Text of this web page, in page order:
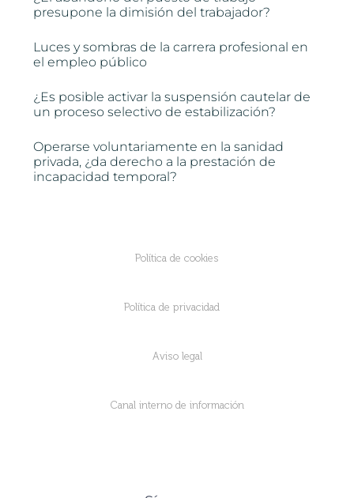
presupone la dimisión del trabajador?
Luces y sombras de la carrera profesional en
el empleo público
¿Es posible activar la suspensión cautelar de
un proceso selectivo de estabilización?
Operarse voluntariamente en la sanidad
privada, ¿da derecho a la prestación de
incapacidad temporal?
Política de cookies
Política de privacidad
Aviso legal
Canal interno de información